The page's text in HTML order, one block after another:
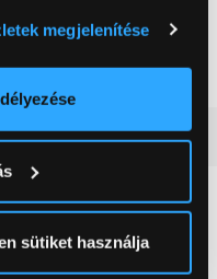
pontossággal
annak konkrét
aRészletek
vagy visszavonhatja a
megjelenítése
sütiket használja
hűtőszekrény
999 Ft